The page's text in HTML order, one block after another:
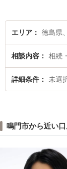
エリア 徳島県
相談内容 相続
詳細条件 未選
鳴門市から近い